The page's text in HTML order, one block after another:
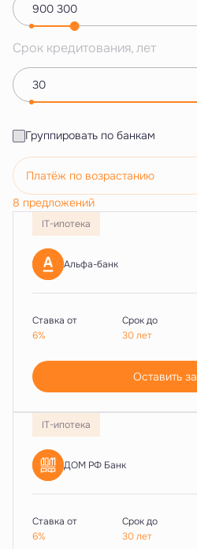
Срок кредитования, лет
Группировать по банкам
Платёж по возрастанию
8 предложений
IT-ипотека
Альфа-банк
Ставка от
6%
Срок до
30 лет
Оставить
IT-ипотека
ДОМ РФ Банк
Ставка от
6%
Срок до
30 лет